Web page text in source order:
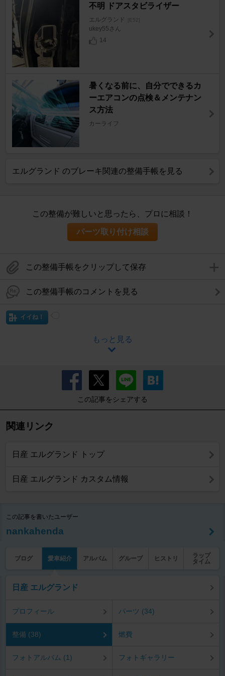
不明 ドアスタビライザー
エルグランド [E52]
ukey55さん
14
暑くなる前に、自分でできるカ
ーエアコンの点検＆メンテナン
ス方法
カーライフ
エルグランド のブレーキ関連の整備手帳を見る
この整備が難しいと思ったら、プロに相談！
パーツ取り付け相談
この整備手帳をクリップして保存
この整備手帳のコメントを見る
イイね！
もっと見る
この記事をシェアする
関連リンク
日産 エルグランド トップ
日産 エルグランド カスタム情報
この記事を書いたユーザー
nankahenda
ブログ 愛車紹介 アルバム グループ ヒストリ
ラップ
タイム
日産 エルグランド
プロフィール パーツ (34)
整備 (38) 燃費
フォトアルバム (1) フォトギャラリー